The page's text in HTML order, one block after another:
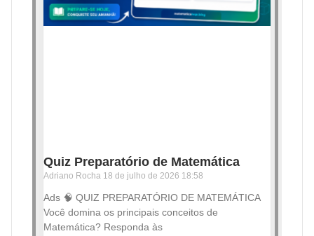
Quiz Preparatório de Matemática
Adriano Rocha 18 de julho de 2026 18:58
Ads 🧠 QUIZ PREPARATÓRIO DE MATEMÁTICA
Você domina os principais conceitos de
Matemática? Responda às